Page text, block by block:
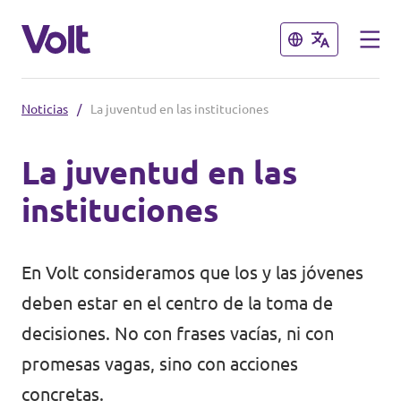
Cerrar
Volt Albania
Volt Alemania
Volt Austria
Volt Bélgica
Volt Bulgaria
Volt Chipre
Cerrar
Políticas
Sobre Volt
Personas
Noticias
Noticias / La juventud en las instituciones
La juventud en las
instituciones
En Volt consideramos que los y las jóvenes
deben estar en el centro de la toma de
decisiones. No con frases vacías, ni con
promesas vagas, sino con acciones
concretas.